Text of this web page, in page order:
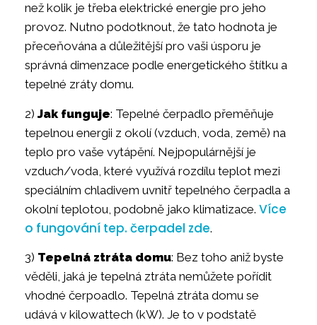
než kolik je třeba elektrické energie pro jeho
provoz. Nutno podotknout, že tato hodnota je
přeceňována a důležitější pro vaši úsporu je
správná dimenzace podle energetického štítku a
tepelné zráty domu.
2) Jak funguje: Tepelné čerpadlo přeměňuje
tepelnou energii z okolí (vzduch, voda, země) na
teplo pro vaše vytápění. Nejpopulárnější je
vzduch/voda, které využívá rozdílu teplot mezi
speciálním chladivem uvnitř tepelného čerpadla a
okolní teplotou, podobně jako klimatizace. Více
o fungování tep. čerpadel zde.
3) Tepelná ztráta domu: Bez toho aniž byste
věděli, jaká je tepelná ztráta nemůžete pořídit
vhodné čerpoadlo. Tepelná ztráta domu se
udává v kilowattech (kW). Je to v podstatě